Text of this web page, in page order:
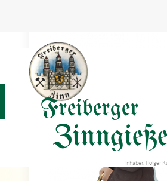
Freiberger
Inhaber: Holger